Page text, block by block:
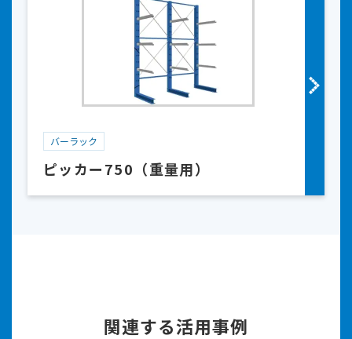
バーラック
ピッカー750（重量用）
関連する活用事例